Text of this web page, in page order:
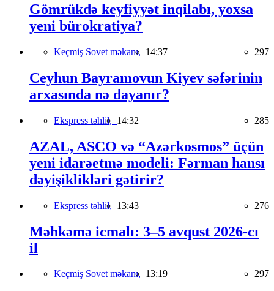
Gömrükdə keyfiyyət inqilabı, yoxsa
yeni bürokratiya?
Keçmiş Sovet məkanı, 14:37 297
Ceyhun Bayramovun Kiyev səfərinin
arxasında nə dayanır?
Ekspress təhlil, 14:32 285
AZAL, ASCO və “Azərkosmos” üçün
yeni idarəetmə modeli: Fərman hansı
dəyişiklikləri gətirir?
Ekspress təhlil, 13:43 276
Məhkəmə icmalı: 3–5 avqust 2026-cı
il
Keçmiş Sovet məkanı, 13:19 297